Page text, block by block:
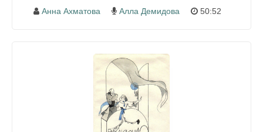
Анна Ахматова Алла Демидова 50:52